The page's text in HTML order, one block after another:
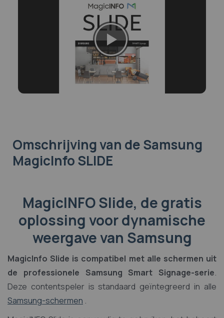
Omschrijvingvan de Samsung
MagicInfo SLIDE
MagicINFO Slide, de gratis
oplossing voor dynamische
weergave van Samsung
MagicInfo Slide is compatibel met alle schermen uit
de professionele Samsung Smart Signage-serie.
Deze contentspeler is standaard geïntegreerd in alle
Samsung-schermen .